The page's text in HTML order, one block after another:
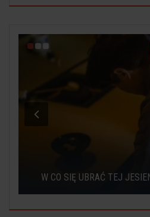
W CO SIĘ UBRAĆ TEJ